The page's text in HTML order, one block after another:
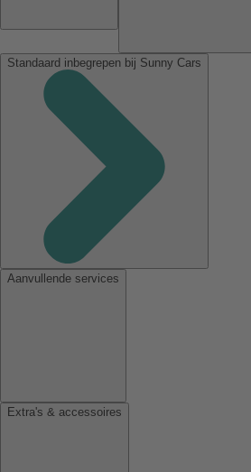
Standaard inbegrepen bij Sunny Cars
Aanvullende services
Extra's & accessoires